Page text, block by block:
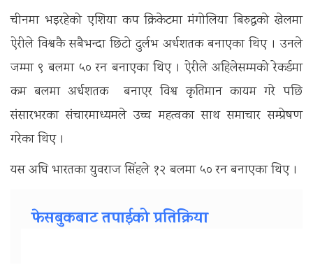
चीनमा भइरहेको एशिया कप क्रिकेटमा मंगोलिया बिरुद्धको खेलमा
ऐरीले विश्वकै सबैभन्दा छिटो दुर्लभ अर्धशतक बनाएका थिए । उनले
जम्मा ९ बलमा ५० रन बनाएका थिए । ऐरीले अहिलेसम्मको रेकर्डमा
कम बलमा अर्धशतक बनाएर विश्व कृतिमान कायम गरे पछि
संसारभरका संचारमाध्यमले उच्च महत्वका साथ समाचार सम्प्रेषण
गरेका थिए ।
यस अघि भारतका युवराज सिंहले १२ बलमा ५० रन बनाएका थिए ।
फेसबुकबाट तपाईको प्रतिक्रिया